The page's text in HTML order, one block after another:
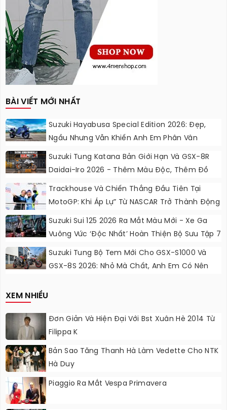
BÀI VIẾT MỚI NHẤT
Suzuki Hayabusa Special Edition 2026: Đẹp,
Ngầu Nhưng Vẫn Khiến Anh Em Phân Vân
Suzuki Tung Katana Bản Giới Hạn Và GSX-8R
Daidai-Iro 2026 - Thêm Màu Độc, Thêm Đồ
Chơi, Thêm Cá Tính
Trackhouse Và Chiến Thắng Đầu Tiên Tại
MotoGP: Khi Áp Lự” Từ NASCAR Trở Thành Động
Lực Ngọt Ngào
Suzuki Sui 125 2026 Ra Mắt Màu Mới - Xe Ga
Vuông Vức ‘độc Nhất’ Hoàn Thiện Bộ Sưu Tập 7
Sắc Cầu Vồng
Suzuki Tung Bộ Tem Mới Cho GSX-S1000 Và
GSX-8S 2026: Nhỏ Mà Chất, Anh Em Có Nên
XEM NHIỀU
Đơn Giản Và Hiện Đại Với Bst Xuân Hè 2014 Từ
Filippa K
Bản Sao Tăng Thanh Hà Làm Vedette Cho NTK
Hà Duy
Piaggio Ra Mắt Vespa Primavera